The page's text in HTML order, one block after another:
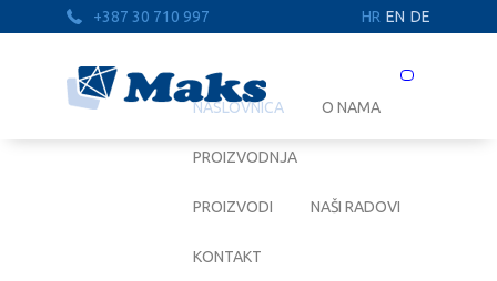
+387 30 710 997 HR EN DE
Prebaci
NASLOVNICA O NAMA
PROIZVODNJA
PROIZVODI NAŠI RADOVI
KONTAKT